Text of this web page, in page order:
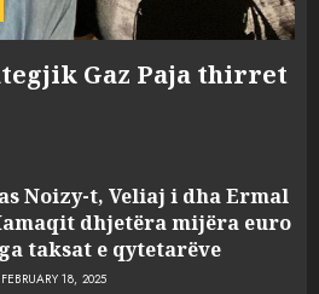
Gaz Paja thirret
Noizy-t, Veliaj i dha Ermal
dhjetëra mijëra euro
taksat e qytetarëve
FEBRUARY 18, 2025